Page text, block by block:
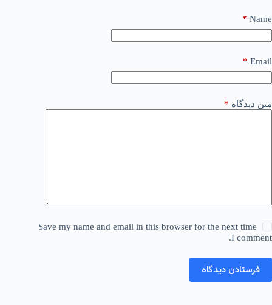
Name
*
Email
*
متن دیدگاه *
Save my name and email in this browser for the next time
I comment.
فرستادن دیدگاه